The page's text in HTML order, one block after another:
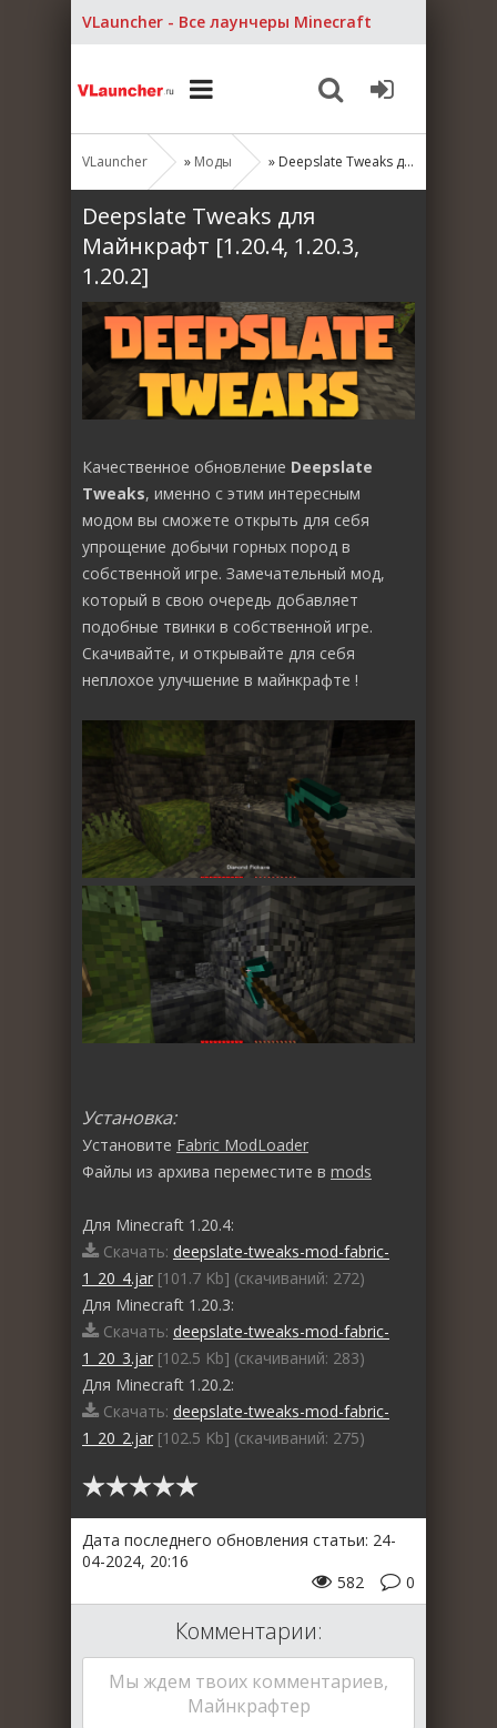
VLauncher - Все лаунчеры Minecraft
VLauncher » Моды » Deepslate Tweaks для Майнкрафт [1.20.4, 1.20.3, 1.20.2]
Deepslate Tweaks для
Майнкрафт [1.20.4, 1.20.3,
1.20.2]
Качественное обновление Deepslate
Tweaks, именно с этим интересным
модом вы сможете открыть для себя
упрощение добычи горных пород в
собственной игре. Замечательный мод,
который в свою очередь добавляет
подобные твинки в собственной игре.
Скачивайте, и открывайте для себя
неплохое улучшение в майнкрафте !
Установка:
Установите Fabric ModLoader
Файлы из архива переместите в mods
Для Minecraft 1.20.4:
Скачать: deepslate-tweaks-mod-fabric-
1_20_4.jar [101.7 Kb] (cкачиваний: 272)
Для Minecraft 1.20.3:
Скачать: deepslate-tweaks-mod-fabric-
1_20_3.jar [102.5 Kb] (cкачиваний: 283)
Для Minecraft 1.20.2:
Скачать: deepslate-tweaks-mod-fabric-
1_20_2.jar [102.5 Kb] (cкачиваний: 275)
Дата последнего обновления статьи: 24-
04-2024, 20:16
0
582
Комментарии:
Мы ждем твоих комментариев,
Майнкрафтер